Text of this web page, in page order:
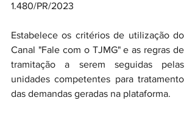
1.480/PR/2023
Estabelece os critérios de utilização do
Canal "Fale com o TJMG" e as regras de
tramitação a serem seguidas pelas
unidades competentes para tratamento
das demandas geradas na plataforma.